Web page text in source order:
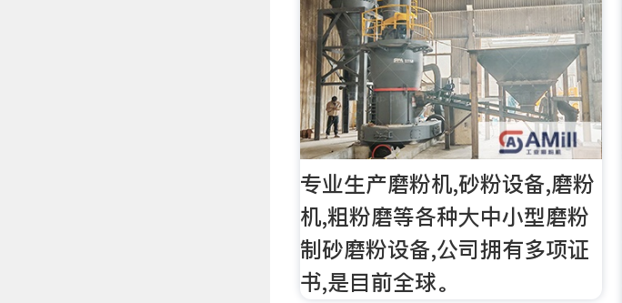
专业生产磨粉机,砂粉设备,磨粉
机,粗粉磨等各种大中小型磨粉
制砂磨粉设备,公司拥有多项证
书,是目前全球。